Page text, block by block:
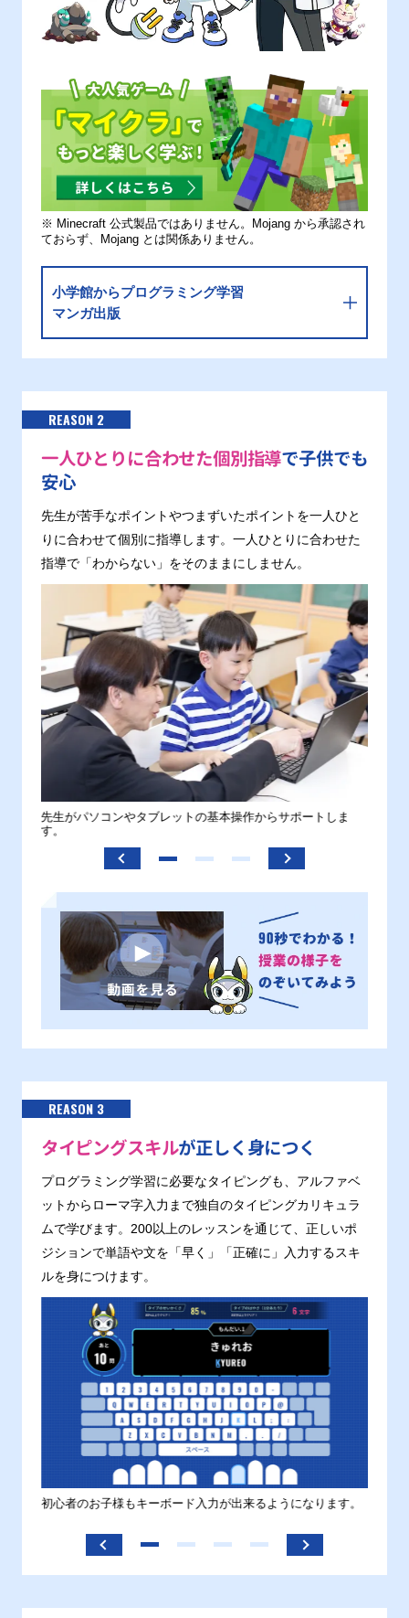
※ Minecraft 公式製品ではありません。Mojang から承認され
ておらず、Mojang とは関係ありません。
小学館からプログラミング学習
マンガ出版
REASON 2
一人ひとりに合わせた個別指導で子供でも
安心
先生が苦手なポイントやつまずいたポイントを一人ひと
りに合わせて個別に指導します。一人ひとりに合わせた
指導で「わからない」をそのままにしません。
先生がパソコンやタブレットの基本操作からサポートしま
す。
REASON 3
タイピングスキルが正しく身につく
プログラミング学習に必要なタイピングも、アルファベ
ットからローマ字入力まで独自のタイピングカリキュラ
ムで学びます。200以上のレッスンを通じて、正しいポ
ジションで単語や文を「早く」「正確に」入力するスキ
ルを身につけます。
初心者のお子様もキーボード入力が出来るようになります。